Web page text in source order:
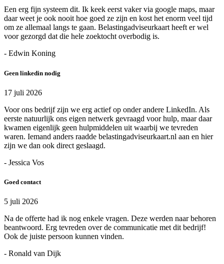
Een erg fijn systeem dit. Ik keek eerst vaker via google maps, maar
daar weet je ook nooit hoe goed ze zijn en kost het enorm veel tijd
om ze allemaal langs te gaan. Belastingadviseurkaart heeft er wel
voor gezorgd dat die hele zoektocht overbodig is.
- Edwin Koning
Geen linkedin nodig
17 juli 2026
Voor ons bedrijf zijn we erg actief op onder andere LinkedIn. Als
eerste natuurlijk ons eigen netwerk gevraagd voor hulp, maar daar
kwamen eigenlijk geen hulpmiddelen uit waarbij we tevreden
waren. Iemand anders raadde belastingadviseurkaart.nl aan en hier
zijn we dan ook direct geslaagd.
- Jessica Vos
Goed contact
5 juli 2026
Na de offerte had ik nog enkele vragen. Deze werden naar behoren
beantwoord. Erg tevreden over de communicatie met dit bedrijf!
Ook de juiste persoon kunnen vinden.
- Ronald van Dijk